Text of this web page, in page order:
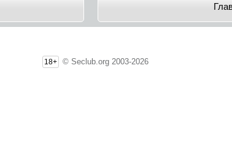
18+ © Seclub.org 2003-2026